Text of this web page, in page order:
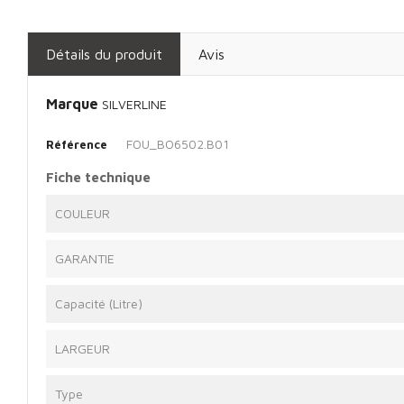
Détails du produit Avis
Marque SILVERLINE
Référence FOU_BO6502.B01
Fiche technique
COULEUR
GARANTIE
Capacité (Litre)
LARGEUR
Type